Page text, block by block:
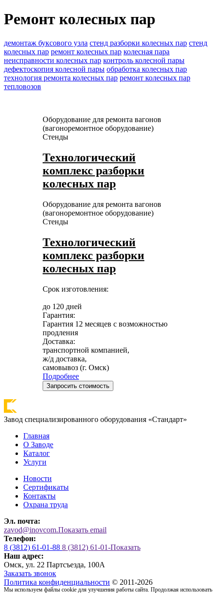
Ремонт колесных пар
демонтаж буксового узла стенд разборки колесных пар стенд
колесных пар ремонт колесных пар колесная пара
неисправности колесных пар контроль колесной пары
дефектоскопия колесной пары обработка колесных пар
технология ремонта колесных пар ремонт колесных пар
тепловозов
Оборудование для ремонта вагонов
(вагоноремонтное оборудование)
Стенды
Технологический
комплекс разборки
колесных пар
Оборудование для ремонта вагонов
(вагоноремонтное оборудование)
Стенды
Технологический
комплекс разборки
колесных пар
Срок изготовления:
до 120 дней
Гарантия:
Гарантия 12 месяцев с возможностью
продления
Доставка:
транспортной компанией,
ж/д доставка,
самовывоз (г. Омск)
Подробнее
Запросить стоимость
Завод специализированного оборудования «Стандарт»
Главная
О Заводе
Каталог
Услуги
Новости
Сертификаты
Контакты
Охрана труда
Эл. почта:
zavod@inovcom.Показать email
Телефон:
8 (3812) 61-01-88 8 (3812) 61-01-Показать
Наш адрес:
Омск, ул. 22 Партсъезда, 100А
Заказать звонок
Политика конфиденциальности © 2011-2026
Мы используем файлы cookie для улучшения работы сайта. Продолжая использовать